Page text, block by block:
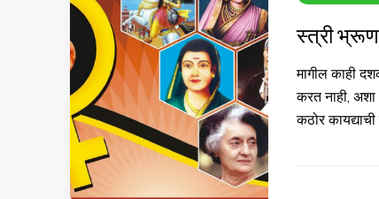
स्त्री
मागील काही
करत नाही,
कठोर